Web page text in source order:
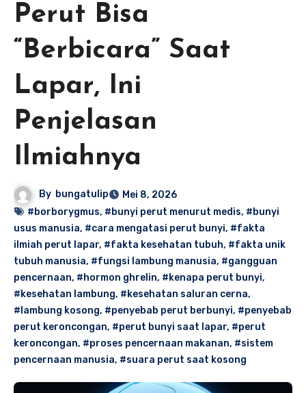
Perut Bisa
“Berbicara” Saat
Lapar, Ini
Penjelasan
Ilmiahnya
By bungatulip
Mei 8, 2026
#borborygmus, #bunyi perut menurut medis, #bunyi
usus manusia, #cara mengatasi perut bunyi, #fakta
ilmiah perut lapar, #fakta kesehatan tubuh, #fakta unik
tubuh manusia, #fungsi lambung manusia, #gangguan
pencernaan, #hormon ghrelin, #kenapa perut bunyi,
#kesehatan lambung, #kesehatan saluran cerna,
#lambung kosong, #penyebab perut berbunyi, #penyebab
perut keroncongan, #perut bunyi saat lapar, #perut
keroncongan, #proses pencernaan makanan, #sistem
pencernaan manusia, #suara perut saat kosong